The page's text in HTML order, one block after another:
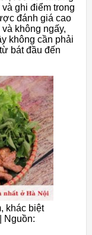
ghi điểm trong
đánh giá cao
không ngấy,
không cần phải
bát đầu đến
khác biệt
Nguồn: